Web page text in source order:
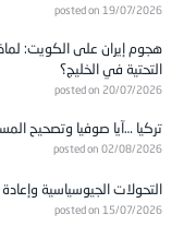
posted on 19/07/2026
هجوم إيران على الكويت:
التحتية في الخليج؟
posted on 20/07/2026
تركيا …آيا صوفيا وتصحيح
posted on 02/08/2026
التحولات الجيوسياسية وإعادة
posted on 15/07/2026